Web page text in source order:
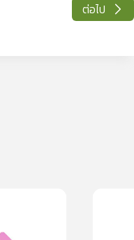
ต่อไป
คุณภาพ